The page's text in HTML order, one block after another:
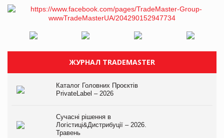
ЖУРНАЛ TRADEMASTER
Каталог Головних Проєктів
PrivateLabel – 2026
Сучасні рішення в
Логістиці&Дистрибуції – 2026.
Травень